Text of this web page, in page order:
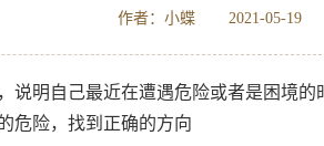
作者：小蝶 2021-05-19
说明自己最近在遭遇危险或者是困境
危险，找到正确的方向